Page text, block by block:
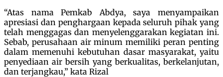
“Atas nama Pemkab Abdya, saya menyampaikan
apresiasi dan penghargaan kepada seluruh pihak yang
telah menggagas dan menyelenggarakan kegiatan ini.
Sebab, perusahaan air minum memiliki peran penting
dalam memenuhi kebutuhan dasar masyarakat, yaitu
penyediaan air bersih yang berkualitas, berkelanjutan,
dan terjangkau,” kata Rizal